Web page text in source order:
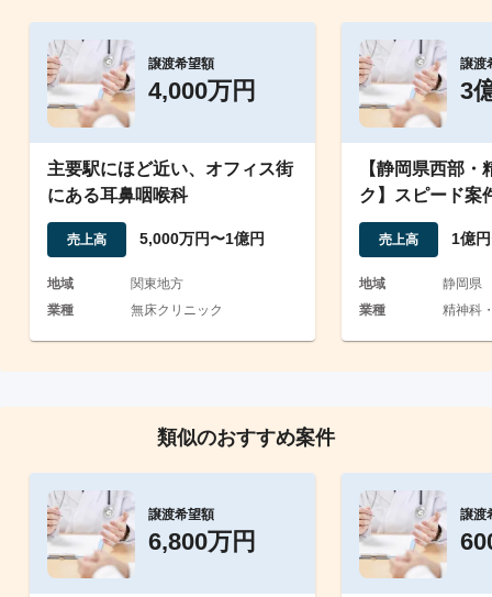
譲渡希望額
4,000万円
主要駅にほど近い、オフィス街
にある耳鼻咽喉科
売上高 5,000万円〜1億円
地域
関東地方
業種
無床クリニック
譲渡
3
【静岡県西部
ク】スピード案
須
売上高 1億
地域
静岡県
業種
精神科
類似のおすすめ案件
譲渡希望額
6,800万円
譲渡